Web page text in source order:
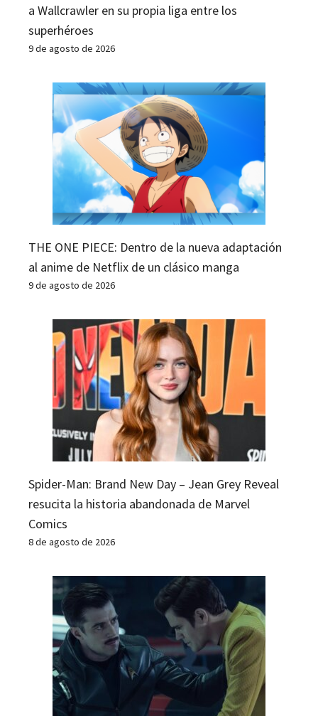
a Wallcrawler en su propia liga entre los
superhéroes
9 de agosto de 2026
THE ONE PIECE: Dentro de la nueva adaptación
al anime de Netflix de un clásico manga
9 de agosto de 2026
Spider-Man: Brand New Day – Jean Grey Reveal
resucita la historia abandonada de Marvel
Comics
8 de agosto de 2026